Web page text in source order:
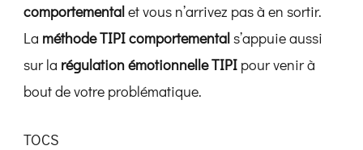
comportementalet vous n’arrivez pas à en sortir.
La méthode TIPI comportementals’appuie aussi
sur la régulation émotionnelle TIPI pour venir à
bout de votre problématique.
TOCS